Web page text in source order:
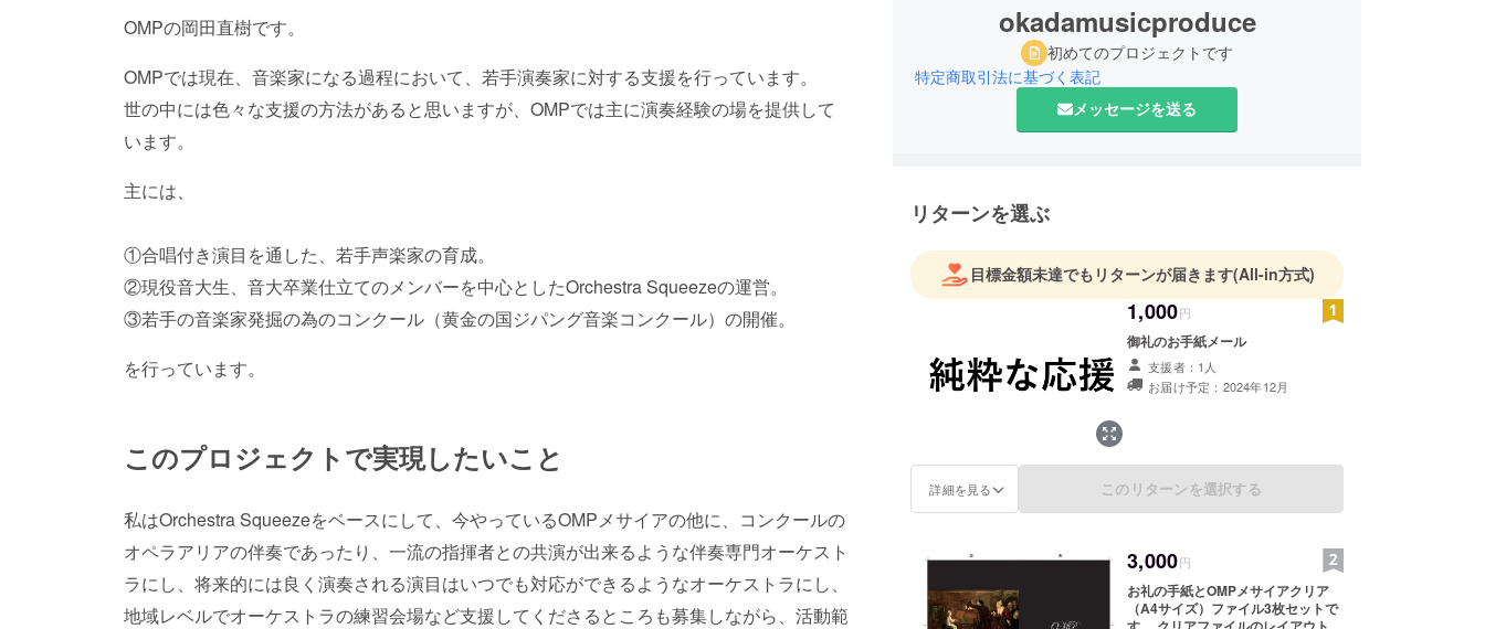
OMPの岡田直樹です。
OMPでは現在、音楽家になる過程において、若手演奏家に対する支援を行っています。
世の中には色々な支援の方法があると思いますが、OMPでは主に演奏経験の場を提供して
います。
主には、
①合唱付き演目を通した、若手声楽家の育成。
②現役音大生、音大卒業仕立てのメンバーを中心としたOrchestra Squeezeの運営。
③若手の音楽家発掘の為のコンクール（黄金の国ジパング音楽コンクール）の開催。
を行っています。
このプロジェクトで実現したいこと
私はOrchestra Squeezeをベースにして、今やっているOMPメサイアの他に、コンクールの
オペラアリアの伴奏であったり、一流の指揮者との共演が出来るような伴奏専門オーケスト
ラにし、将来的には良く演奏される演目はいつでも対応ができるようなオーケストラにし、
地域レベルでオーケストラの練習会場など支援してくださるところも募集しながら、活動範
okadamusicproduce
初めてのプロジェクトです
特定商取引法に基づく表記
メッセージを送る
リターンを選ぶ
目標金額未達でもリターンが届きます(All-in方式)
1,000円
御礼のお手紙メール
支援者：1人
お届け予定：2024年12月
詳細を見る このリターンを選択する
3,000円
お礼の手紙とOMPメサイアクリア
（A4サイズ）ファイル3枚セットで